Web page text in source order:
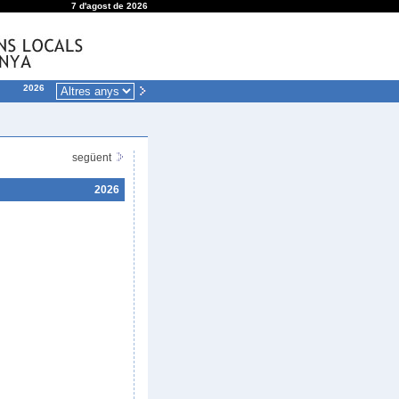
7 d'agost de 2026
2026
següent
2026